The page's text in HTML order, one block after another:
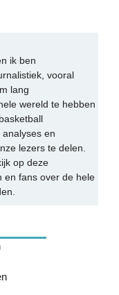
ik ben
vooral
lang
wereld te hebben
en
lezers te delen.
op deze
en fans over de hele